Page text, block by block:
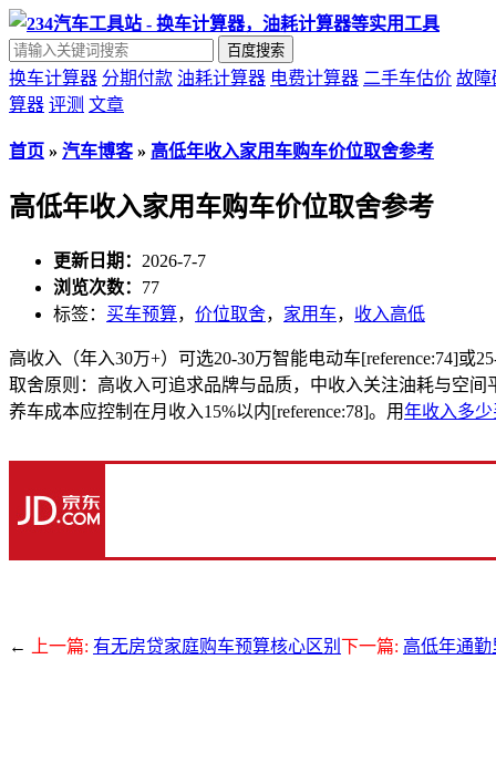
百度搜索
换车计算器 分期付款 油耗计算器 电费计算器 二手车估价 故障
算器 评测 文章
首页 » 汽车博客» 高低年收入家用车购车价位取舍参考
高低年收入家用车购车价位取舍参考
更新日期： 2026-7-7
浏览次数： 77
标签： 买车预算， 价位取舍， 家用车， 收入高低
高收入（年入30万+）可选20-30万智能电动车[reference:74]或
取舍原则：高收入可追求品牌与品质，中收入关注油耗与空
养车成本应控制在月收入15%以内[reference:78]。用年收入多
← 上一篇: 有无房贷家庭购车预算核心区别 下一篇: 高低年通